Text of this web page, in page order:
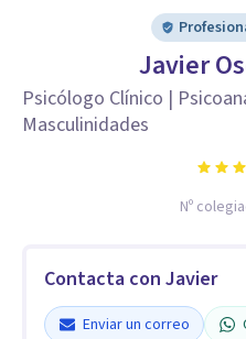
Javier
Psicólogo Clínico |
Masculinidades
Nº
Contacta con Javier
Enviar un correo